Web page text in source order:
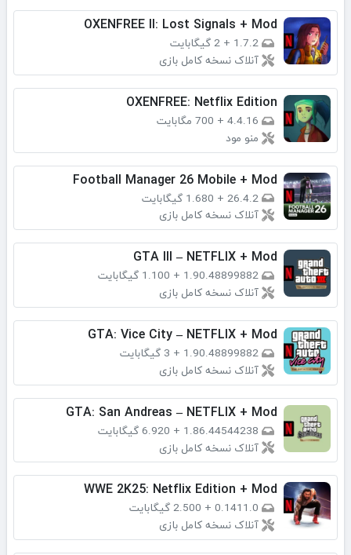
OXENFREE II: Lost Signals + Mod
1.7.2
+ 2 گیگابایت
آنلاک نسخه کامل بازی
OXENFREE: Netflix Edition
4.4.16
+ 700 مگابایت
منو مود
Football Manager 26 Mobile + Mod
26.4.2
+ 1.680 گیگابایت
آنلاک نسخه کامل بازی
GTA III – NETFLIX + Mod
1.90.48899882
+ 1.100 گیگابایت
آنلاک نسخه کامل بازی
GTA: Vice City – NETFLIX + Mod
1.90.48899882
+ 3 گیگابایت
آنلاک نسخه کامل بازی
GTA: San Andreas – NETFLIX + Mod
1.86.44544238
+ 6.920 گیگابایت
آنلاک نسخه کامل بازی
WWE 2K25: Netflix Edition + Mod
0.1411.0
+ 2.500 گیگابایت
آنلاک نسخه کامل بازی